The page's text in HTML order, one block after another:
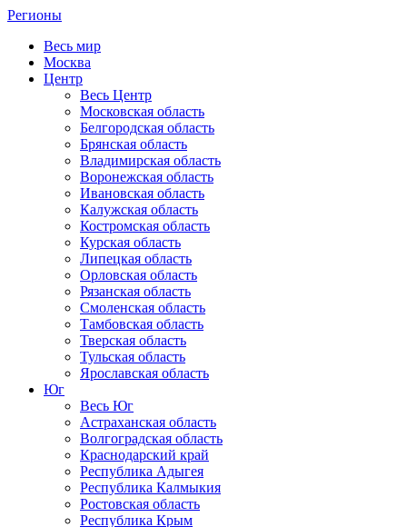
Регионы
Весь мир
Москва
Центр
Весь Центр
Московская область
Белгородская область
Брянская область
Владимирская область
Воронежская область
Ивановская область
Калужская область
Костромская область
Курская область
Липецкая область
Орловская область
Рязанская область
Смоленская область
Тамбовская область
Тверская область
Тульская область
Ярославская область
Юг
Весь Юг
Астраханская область
Волгоградская область
Краснодарский край
Республика Адыгея
Республика Калмыкия
Ростовская область
Республика Крым